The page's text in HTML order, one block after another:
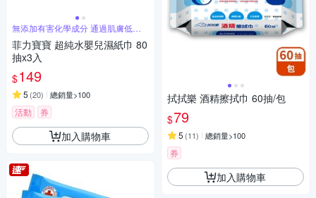
無添加有害化學成分 通過肌膚低刺
激性測試
菲力寶寶 超純水嬰兒濕紙巾 80
抽x3入
$149
5 (20) 總銷量>100
活動 券
加入購物車
拭拭樂 酒精擦拭巾 60抽/包
$79
5 (11) 總銷量>100
券
加入購物車